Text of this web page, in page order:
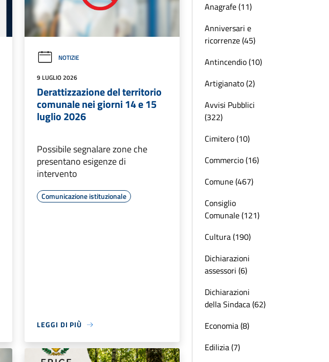
NOTIZIE
9 LUGLIO 2026
Derattizzazione del territorio
comunale nei giorni 14 e 15
luglio 2026
Possibile segnalare zone che
presentano esigenze di
intervento
Comunicazione istituzionale
LEGGI DI PIÙ
Anagrafe (11)
Anniversari e
ricorrenze (45)
Antincendio (10)
Artigianato (2)
Avvisi Pubblici
(322)
Cimitero (10)
Commercio (16)
Comune (467)
Consiglio
Comunale (121)
Cultura (190)
Dichiarazioni
assessori (6)
Dichiarazioni
della Sindaca (62)
Economia (8)
Edilizia (7)